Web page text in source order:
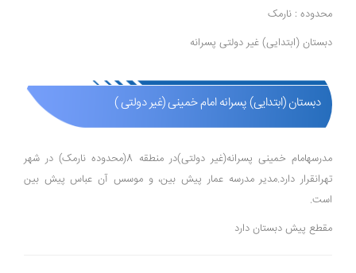
محدوده : نارمک
دبستان (ابتدایی) غیر دولتی پسرانه
دبستان (ابتدایی) پسرانه امام خمینی (غیر دولتی )
مدرسهامام خمینی پسرانه(غیر دولتی)در منطقه 8(محدوده نارمک) در شهر
تهرانقرار دارد.مدیر مدرسه عمار پیش بین، و موسس آن عباس پیش بین
است.
مقطع پیش دبستان دارد